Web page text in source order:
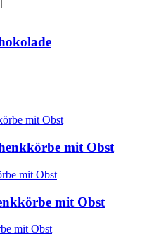
mit Obst
mit Obst